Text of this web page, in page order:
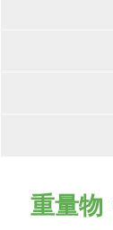
重量物